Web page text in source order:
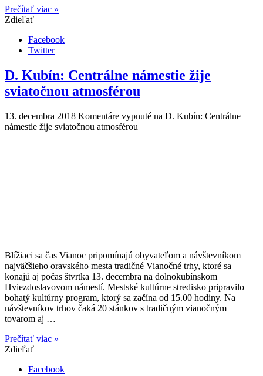
Prečítať viac »
Zdieľať
Facebook
Twitter
D. Kubín: Centrálne námestie žije
sviatočnou atmosférou
13. decembra 2018 Komentáre vypnuté na D. Kubín: Centrálne
námestie žije sviatočnou atmosférou
Blížiaci sa čas Vianoc pripomínajú obyvateľom a návštevníkom
najväčšieho oravského mesta tradičné Vianočné trhy, ktoré sa
konajú aj počas štvrtka 13. decembra na dolnokubínskom
Hviezdoslavovom námestí. Mestské kultúrne stredisko pripravilo
bohatý kultúrny program, ktorý sa začína od 15.00 hodiny. Na
návštevníkov trhov čaká 20 stánkov s tradičným vianočným
tovarom aj …
Prečítať viac »
Zdieľať
Facebook